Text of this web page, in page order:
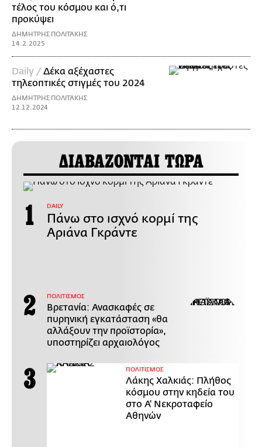
τέλος του κόσμου και ό,τι
προκύψει
ΔΗΜΗΤΡΗΣ ΠΟΛΙΤΑΚΗΣ
14.2.2025
Daily /Δέκα αξέχαστες
τηλεοπτικές στιγμές του 2024
ΔΗΜΗΤΡΗΣ ΠΟΛΙΤΑΚΗΣ
12.12.2024
ΔΙΑΒΑΖΟΝΤΑΙ ΤΩΡΑ
DAILY
Πάνω στο ισχνό κορμί της
Αριάνα Γκράντε
ΠΟΛΙΤΙΣΜΟΣ
Βρετανία: Ανασκαφές σε
πυρηνική εγκατάσταση «θα
αλλάξουν την προϊστορία»,
υποστηρίζει αρχαιολόγος
ΠΟΛΙΤΙΣΜΟΣ
Λάκης Χαλκιάς: Πλήθος
κόσμου στην κηδεία του
στο Α' Νεκροταφείο
Αθηνών